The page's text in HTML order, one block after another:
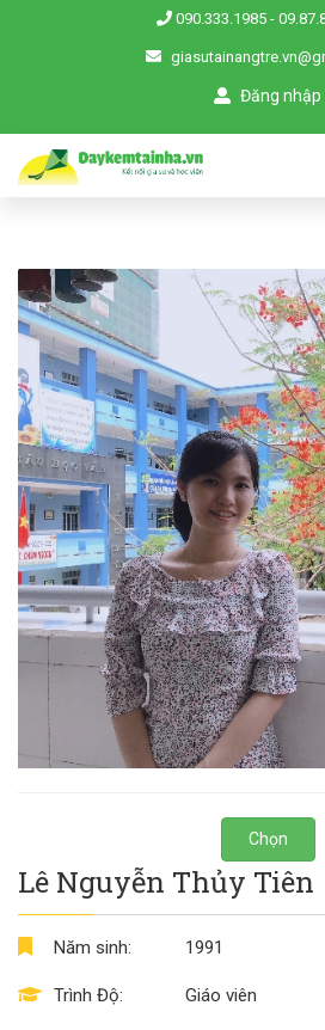
090.333.1985 -
Đăng nhập
Chọn
Lê Nguyễn Thủy Tiên
Năm sinh:
Trình Độ:
1991
Giáo viên